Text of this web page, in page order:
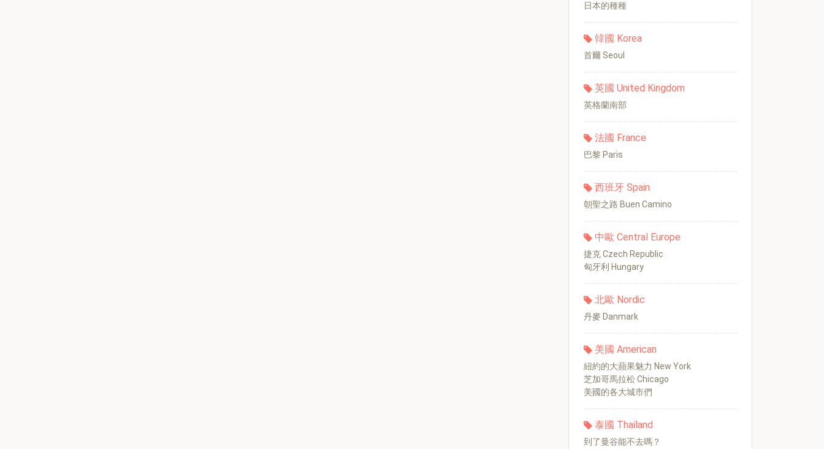
日本的種種
韓國 Korea
首爾 Seoul
英國 United Kingdom
英格蘭南部
法國 France
巴黎 Paris
西班牙 Spain
朝聖之路 Buen Camino
中歐 Central Europe
捷克 Czech Republic
匈牙利 Hungary
北歐 Nordic
丹麥 Danmark
美國 American
紐約的大蘋果魅力 New York
芝加哥馬拉松 Chicago
美國的各大城市們
泰國 Thailand
到了曼谷能不去嗎？